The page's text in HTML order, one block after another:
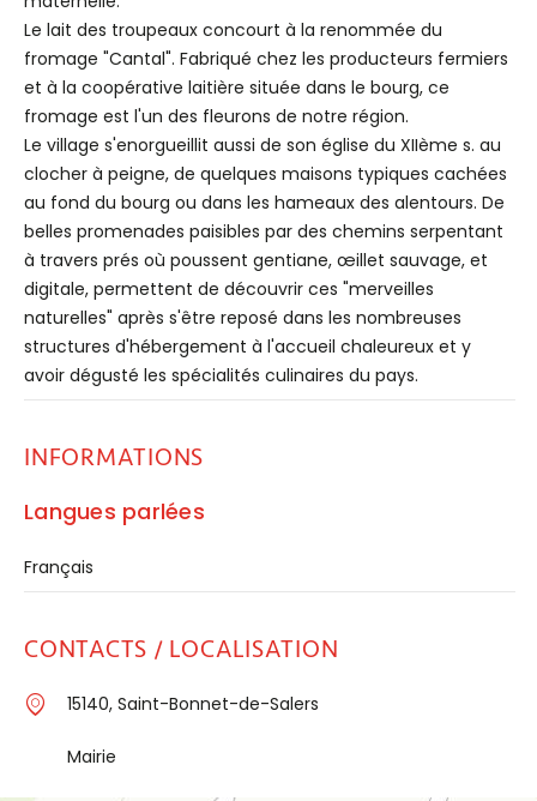
Le lait des troupeaux concourt à la renommée du
fromage "Cantal". Fabriqué chez les producteurs fermiers
et à la coopérative laitière située dans le bourg, ce
fromage est l'un des fleurons de notre région.
Le village s'enorgueillit aussi de son église du XIIème s. au
clocher à peigne, de quelques maisons typiques cachées
au fond du bourg ou dans les hameaux des alentours. De
belles promenades paisibles par des chemins serpentant
à travers prés où poussent gentiane, œillet sauvage, et
digitale, permettent de découvrir ces "merveilles
naturelles" après s'être reposé dans les nombreuses
structures d'hébergement à l'accueil chaleureux et y
avoir dégusté les spécialités culinaires du pays.
INFORMATIONS
Langues parlées
Français
CONTACTS / LOCALISATION
15140, Saint-Bonnet-de-Salers
Mairie